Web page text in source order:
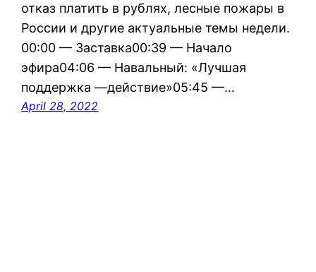
отказ платить в рублях, лесные пожары в
России и другие актуальные темы недели.
00:00 — Заставка00:39 — Начало
эфира04:06 — Навальный: «Лучшая
поддержка —действие»05:45 —…
April 28, 2022